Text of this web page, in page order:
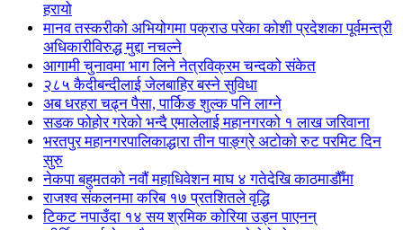
हरायो
मानव तस्करीको अभियोगमा पक्राउ परेका कोशी प्रदेशका पूर्वमन्त्री
अधिकारीविरुद्ध मुद्दा नचल्ने
आगामी चुनावमा भाग लिने नेत्रविक्रम चन्दको संकेत
२८५ कैदीबन्दीलाई जेलबाहिर बस्ने सुविधा
अब धरहरा चढ्न पैसा, पार्किङ शुल्क पनि लाग्ने
सडक फोहोर गरेको भन्दै एमालेलाई महानगरको १ लाख जरिवाना
भरतपुर महानगरपालिकाद्धारा तीन पाङ्ग्रे अटोको रुट परमिट दिन
सुरु
नेकपा बहुमतको नवौं महाधिवेशन माघ ४ गतेदेखि काठमाडौँमा
राजश्व संकलनमा करिब १७ प्रतशितले वृद्धि
टिकट नपाउँदा १४ सय श्रमिक कोरिया उड्न पाएनन्